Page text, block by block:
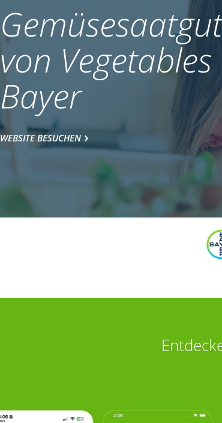
Gemüsesaatgut
von Vegetables
Bayer
WEBSITE BESUCHEN